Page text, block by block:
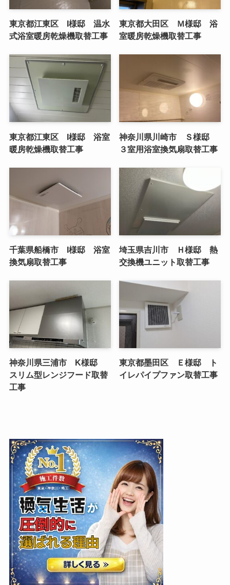
東京都江東区 I様邸 温水
式浴室暖房乾燥機取替工事
東京都大田区 Ｍ様邸 浴
室暖房乾燥機取替工事
東京都江東区 I様邸 浴室
暖房乾燥機取替工事
神奈川県川崎市 Ｓ様邸
３室用浴室換気扇取替工事
千葉県船橋市 I様邸 浴室
換気扇取替工事
埼玉県吉川市 Ｈ様邸 熱
交換機ユニット取替工事
神奈川県三浦市 K様邸
スリム型レンジフード取替
工事
東京都墨田区 Ｅ様邸 ト
イレパイプファン取替工事